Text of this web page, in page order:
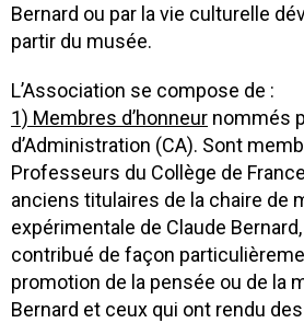
Bernard ou par la vie culturelle
partir du musée.
L’Association se compose de :
1) Membres d’honneur nommés
d’Administration (CA). Sont
Professeurs du Collège de
anciens titulaires de la chaire de
expérimentale de Claude
contribué de façon
promotion de la pensée ou de la
Bernard et ceux qui ont rendu